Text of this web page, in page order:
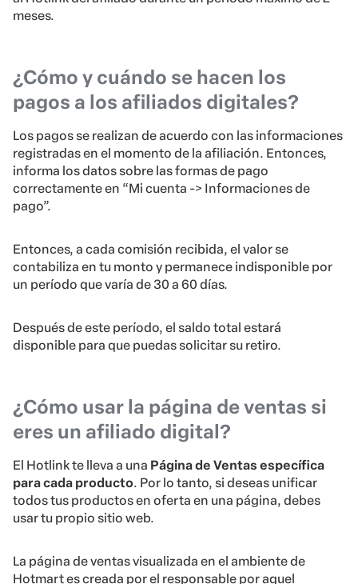
meses.
¿Cómo y cuándo se hacen los
pagos a los afiliados digitales?
Los pagos se realizan de acuerdo con las informaciones
registradas en el momento de la afiliación. Entonces,
informa los datos sobre las formas de pago
correctamente en “Mi cuenta -> Informaciones de
pago”.
Entonces, a cada comisión recibida, el valor se
contabiliza en tu monto y permanece indisponible por
un período que varía de 30 a 60 días.
Después de este período, el saldo total estará
disponible para que puedas solicitar su retiro.
¿Cómo usar la página de ventas si
eres un afiliado digital?
El Hotlink te lleva a una Página de Ventas específica
para cada producto. Por lo tanto, si deseas unificar
todos tus productos en oferta en una página, debes
usar tu propio sitio web.
La página de ventas visualizada en el ambiente de
Hotmart es creada por el responsable por aquel